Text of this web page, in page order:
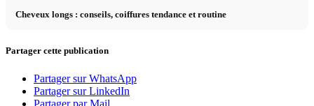
Cheveux longs : conseils, coiffures tendance et routine
Partager cette publication
Partager sur WhatsApp
Partager sur LinkedIn
Partager par Mail